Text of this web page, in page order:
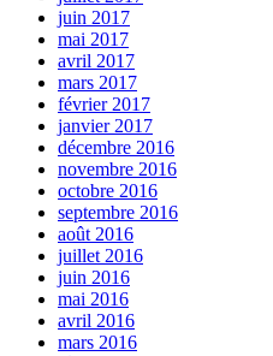
juin 2017
mai 2017
avril 2017
mars 2017
février 2017
janvier 2017
décembre 2016
novembre 2016
octobre 2016
septembre 2016
août 2016
juillet 2016
juin 2016
mai 2016
avril 2016
mars 2016